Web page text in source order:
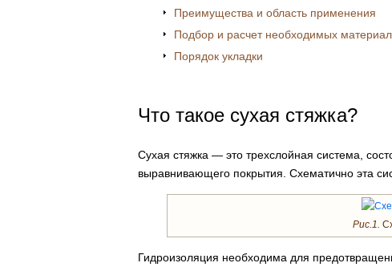
Преимущества и область применения
Подбор и расчет необходимых
Порядок укладки
Что такое сухая стяжка?
Сухая стяжка — это трехслойная система,
выравнивающего покрытия. Схематично эта
Рис.1.
Гидроизоляция необходима для